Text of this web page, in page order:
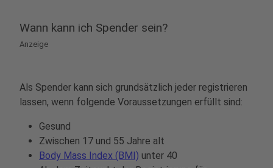
Wann kann ich Spender sein?
Anzeige
Als Spender kann sich grundsätzlich jeder registrieren
lassen, wenn folgende Voraussetzungen erfüllt sind:
Gesund
Zwischen 17 und 55 Jahre alt
Body Mass Index (BMI) unter 40